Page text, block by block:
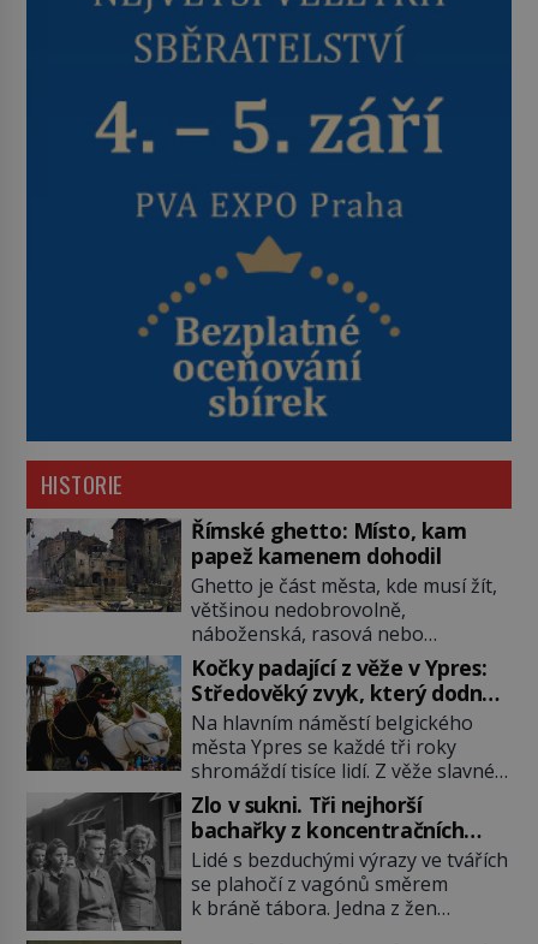
HISTORIE
Římské ghetto: Místo, kam
papež kamenem dohodil
Ghetto je část města, kde musí žít,
většinou nedobrovolně,
náboženská, rasová nebo
národnostní menšina obyvatel.
Bohaté historické zkušenosti mají s
takovým životem Židé. Už od
středověku jsou totiž v každou
chvíli nuceni v nějakém žít. Mezi ty
nejslavnější patří i římské ghetto
založené v roce 1555. Pokud jde o
vztah k Židům, nemá se Řím čím
chlubit. […]
Kočky padající z věže v Ypres:
Středověký zvyk, který dodnes
budí rozpaky
Na hlavním náměstí belgického
města Ypres se každé tři roky
shromáždí tisíce lidí. Z věže slavné
tržnice létají do davu kočky, diváci
jásají a snaží se je chytit. Naštěstí
už nejde o živá zvířata, ale jenom o
plyšové suvenýry. Kdysi to ale bylo
jinak. Tato veselá podívaná
připomíná jeden z nejpodivnějších
Zlo v sukni. Tři nejhorší
bachařky z koncentračních
táborů
Lidé s bezduchými výrazy ve tvářích
se plahočí z vagónů směrem
k bráně tábora. Jedna z žen